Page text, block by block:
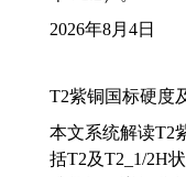
2026年8月4日
T2紫铜国标硬度
本文系统解读T2
括T2及T2_1/2H